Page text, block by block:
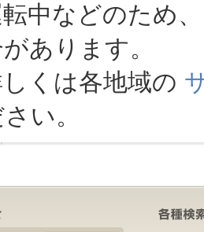
中などのため
あります。
くは各地域の
い。